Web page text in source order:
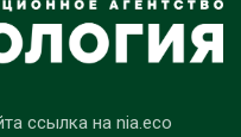
ссылка на nia.eco